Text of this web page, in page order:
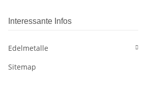
Interessante Infos
Edelmetalle
Sitemap